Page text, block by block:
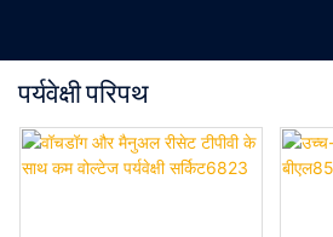
पर्यवेक्षी परिपथ